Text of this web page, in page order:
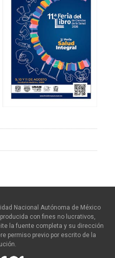
Nacional Autónoma de México
con fines no lucrativos,
la fuente completa y su dirección
permiso previo por escrito de la